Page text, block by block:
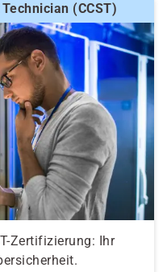
(CCST)
Zertifizierung: Ihr